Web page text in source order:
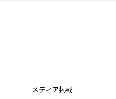
メディア掲載